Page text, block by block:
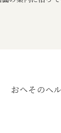
おへそのヘ